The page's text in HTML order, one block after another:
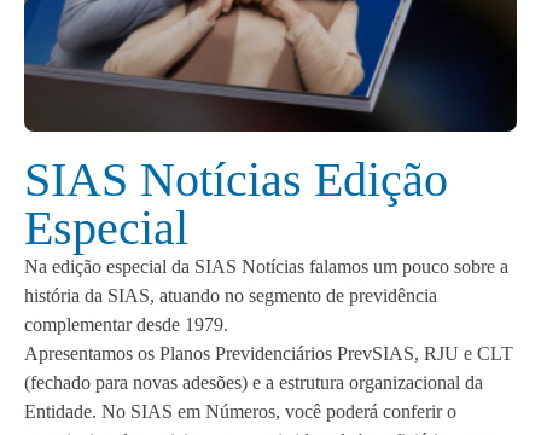
SIAS Notícias Edição
Especial
Na edição especial da SIAS Notícias falamos um pouco sobre a
história da SIAS, atuando no segmento de previdência
complementar desde 1979.
Apresentamos os Planos Previdenciários PrevSIAS, RJU e CLT
(fechado para novas adesões) e a estrutura organizacional da
Entidade. No SIAS em Números, você poderá conferir o